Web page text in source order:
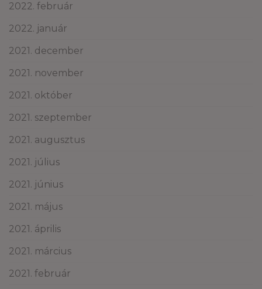
2022. február
2022. január
2021. december
2021. november
2021. október
2021. szeptember
2021. augusztus
2021. július
2021. június
2021. május
2021. április
2021. március
2021. február